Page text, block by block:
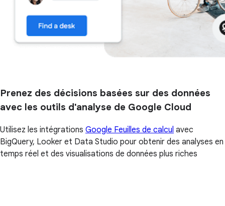
Prenez des décisions basées sur des données
avec les outils d'analyse de Google Cloud
Utilisez les intégrations Google Feuilles de calcul avec
BigQuery, Looker et Data Studio pour obtenir des analyses en
temps réel et des visualisations de données plus riches